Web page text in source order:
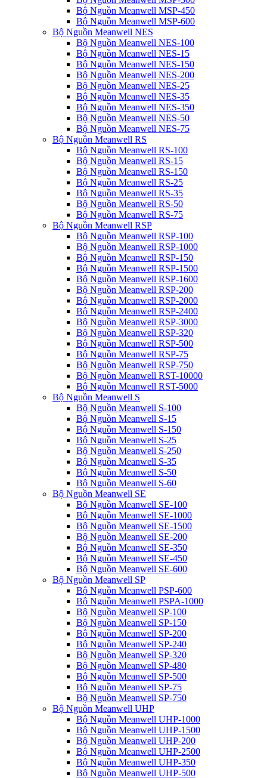
Bộ Nguồn Meanwell MSP-450
Bộ Nguồn Meanwell MSP-600
Bộ Nguồn Meanwell NES
Bộ Nguồn Meanwell NES-100
Bộ Nguồn Meanwell NES-15
Bộ Nguồn Meanwell NES-150
Bộ Nguồn Meanwell NES-200
Bộ Nguồn Meanwell NES-25
Bộ Nguồn Meanwell NES-35
Bộ Nguồn Meanwell NES-350
Bộ Nguồn Meanwell NES-50
Bộ Nguồn Meanwell NES-75
Bộ Nguồn Meanwell RS
Bộ Nguồn Meanwell RS-100
Bộ Nguồn Meanwell RS-15
Bộ Nguồn Meanwell RS-150
Bộ Nguồn Meanwell RS-25
Bộ Nguồn Meanwell RS-35
Bộ Nguồn Meanwell RS-50
Bộ Nguồn Meanwell RS-75
Bộ Nguồn Meanwell RSP
Bộ Nguồn Meanwell RSP-100
Bộ Nguồn Meanwell RSP-1000
Bộ Nguồn Meanwell RSP-150
Bộ Nguồn Meanwell RSP-1500
Bộ Nguồn Meanwell RSP-1600
Bộ Nguồn Meanwell RSP-200
Bộ Nguồn Meanwell RSP-2000
Bộ Nguồn Meanwell RSP-2400
Bộ Nguồn Meanwell RSP-3000
Bộ Nguồn Meanwell RSP-320
Bộ Nguồn Meanwell RSP-500
Bộ Nguồn Meanwell RSP-75
Bộ Nguồn Meanwell RSP-750
Bộ Nguồn Meanwell RST-10000
Bộ Nguồn Meanwell RST-5000
Bộ Nguồn Meanwell S
Bộ Nguồn Meanwell S-100
Bộ Nguồn Meanwell S-15
Bộ Nguồn Meanwell S-150
Bộ Nguồn Meanwell S-25
Bộ Nguồn Meanwell S-250
Bộ Nguồn Meanwell S-35
Bộ Nguồn Meanwell S-50
Bộ Nguồn Meanwell S-60
Bộ Nguồn Meanwell SE
Bộ Nguồn Meanwell SE-100
Bộ Nguồn Meanwell SE-1000
Bộ Nguồn Meanwell SE-1500
Bộ Nguồn Meanwell SE-200
Bộ Nguồn Meanwell SE-350
Bộ Nguồn Meanwell SE-450
Bộ Nguồn Meanwell SE-600
Bộ Nguồn Meanwell SP
Bộ Nguồn Meanwell PSP-600
Bộ Nguồn Meanwell PSPA-1000
Bộ Nguồn Meanwell SP-100
Bộ Nguồn Meanwell SP-150
Bộ Nguồn Meanwell SP-200
Bộ Nguồn Meanwell SP-240
Bộ Nguồn Meanwell SP-320
Bộ Nguồn Meanwell SP-480
Bộ Nguồn Meanwell SP-500
Bộ Nguồn Meanwell SP-75
Bộ Nguồn Meanwell SP-750
Bộ Nguồn Meanwell UHP
Bộ Nguồn Meanwell UHP-1000
Bộ Nguồn Meanwell UHP-1500
Bộ Nguồn Meanwell UHP-200
Bộ Nguồn Meanwell UHP-2500
Bộ Nguồn Meanwell UHP-350
Bộ Nguồn Meanwell UHP-500